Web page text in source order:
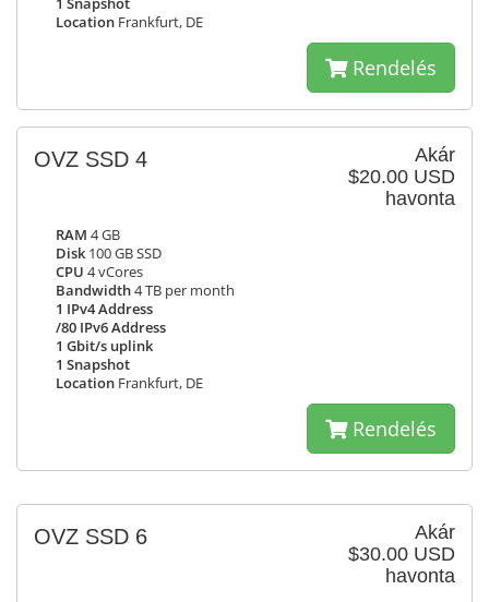
1 Snapshot
Location Frankfurt, DE
Rendelés
Akár
$20.00 USD
havonta
OVZ SSD 4
RAM 4 GB
Disk 100 GB SSD
CPU 4 vCores
Bandwidth4 TB per month
1 IPv4 Address
/80 IPv6 Address
1 Gbit/s uplink
1 Snapshot
Location Frankfurt, DE
Rendelés
Akár
$30.00 USD
havonta
OVZ SSD 6